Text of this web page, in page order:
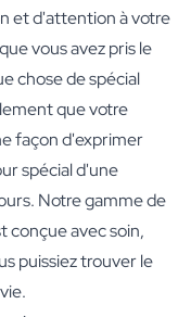
et d'attention à votre
vous avez pris le
chose de spécial
que votre
façon d'exprimer
spécial d'une
Notre gamme de
conçue avec soin,
puissiez trouver le